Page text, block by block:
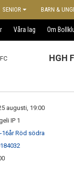
SENIOR BARN &
Våra lag Om
HGH
augusti, 19:00
IP 1
16år Röd södra